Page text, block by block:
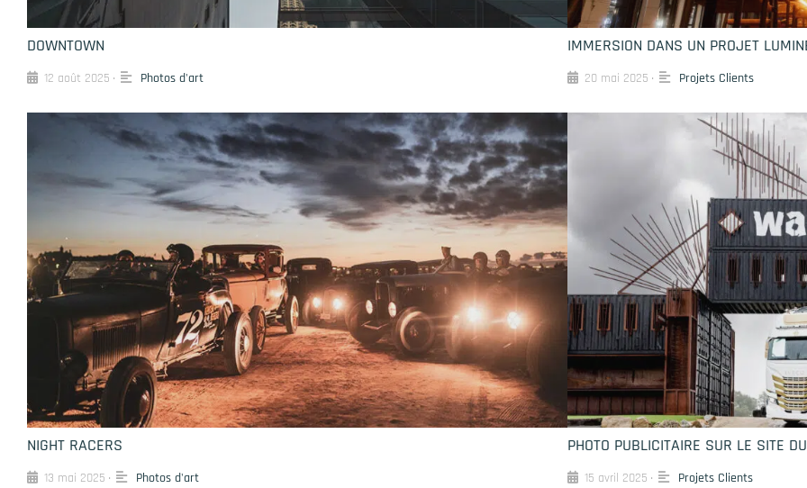
DOWNTOWN
12 août 2025 • Photos d'art
IMMERSION DANS UN PROJET
20 mai 2025 • Projets Clients
NIGHT RACERS
13 mai 2025 • Photos d'art
PHOTO PUBLICITAIRE SUR LE SITE
15 avril 2025 • Projets Clients